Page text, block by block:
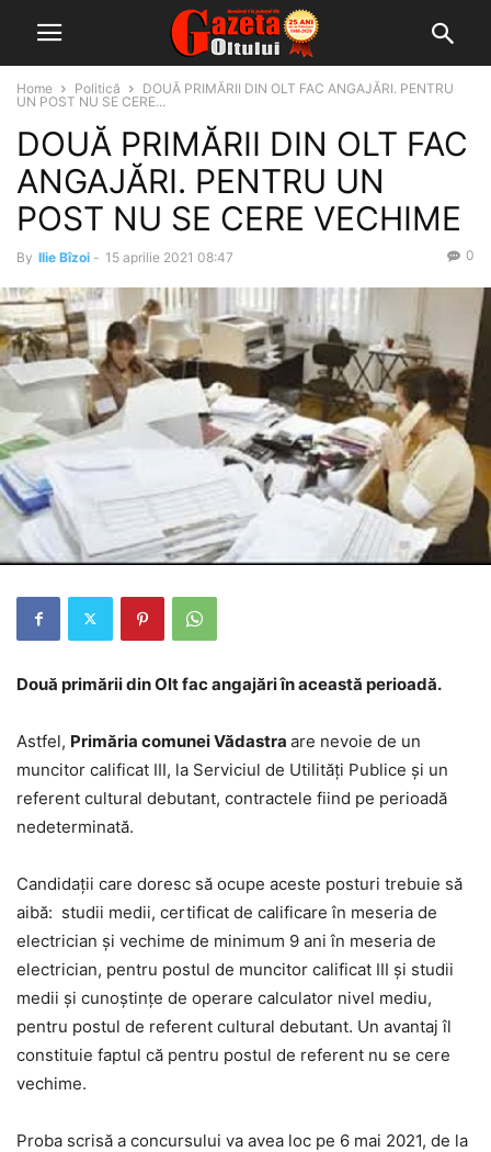
Home Politică
DOUĂ PRIMĂRII DIN OLT FAC ANGAJĂRI. PENTRU
UN POST NU SE CERE...
DOUĂ PRIMĂRII DIN OLT FAC
ANGAJĂRI. PENTRU UN
POST NU SE CERE VECHIME
By Ilie Bîzoi - 15 aprilie 2021 08:47 0
Două primării din Olt fac angajări în această perioadă.
Astfel, Primăria comunei Vădastra are nevoie de un
muncitor calificat III, la Serviciul de Utilități Publice și un
referent cultural debutant, contractele fiind pe perioadă
nedeterminată.
Candidații care doresc să ocupe aceste posturi trebuie să
aibă: studii medii, certificat de calificare în meseria de
electrician și vechime de minimum 9 ani în meseria de
electrician, pentru postul de muncitor calificat III și studii
medii și cunoștințe de operare calculator nivel mediu,
pentru postul de referent cultural debutant. Un avantaj îl
constituie faptul că pentru postul de referent nu se cere
vechime.
Proba scrisă a concursului va avea loc pe 6 mai 2021, de la